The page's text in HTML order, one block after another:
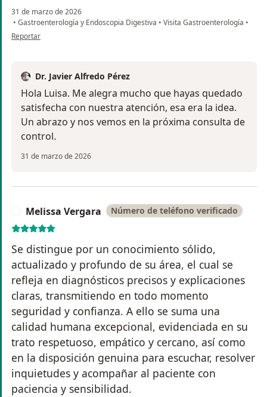
31 de marzo de 2026
• Gastroenterología y Endoscopia Digestiva • Visita Gastroenterología •
en opinión del usuario Luisa Jiménez
Reportar
Dr. Javier Alfredo Pérez
Hola Luisa. Me alegra mucho que hayas quedado
satisfecha con nuestra atención, esa era la idea.
Un abrazo y nos vemos en la próxima consulta de
control.
31 de marzo de 2026
Melissa Vergara Número de teléfono verificado
Se distingue por un conocimiento sólido,
actualizado y profundo de su área, el cual se
refleja en diagnósticos precisos y explicaciones
claras, transmitiendo en todo momento
seguridad y confianza. A ello se suma una
calidad humana excepcional, evidenciada en su
trato respetuoso, empático y cercano, así como
en la disposición genuina para escuchar, resolver
inquietudes y acompañar al paciente con
paciencia y sensibilidad.